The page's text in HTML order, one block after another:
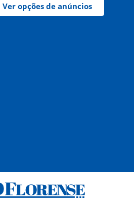
Ver opções de anúncios